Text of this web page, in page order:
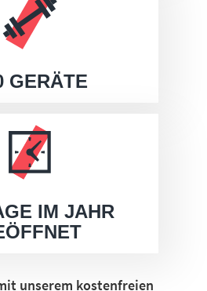
GERÄTE
IM JAHR
unserem kostenfreien